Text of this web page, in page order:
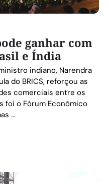
ganhar com
e Índia
indiano, Narendra
do BRICS, reforçou as
comerciais entre os
foi o Fórum Econômico
...